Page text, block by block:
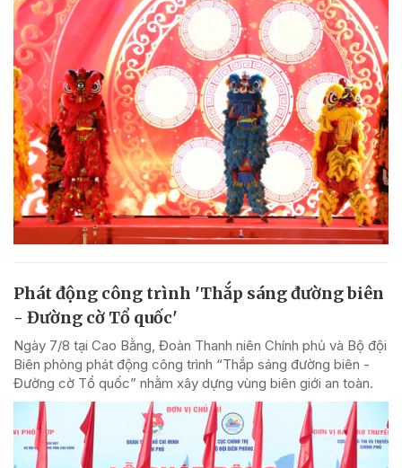
Phát động công trình 'Thắp sáng đường biên
- Đường cờ Tổ quốc'
Ngày 7/8 tại Cao Bằng, Đoàn Thanh niên Chính phủ và Bộ đội
Biên phòng phát động công trình “Thắp sáng đường biên -
Đường cờ Tổ quốc” nhằm xây dựng vùng biên giới an toàn.